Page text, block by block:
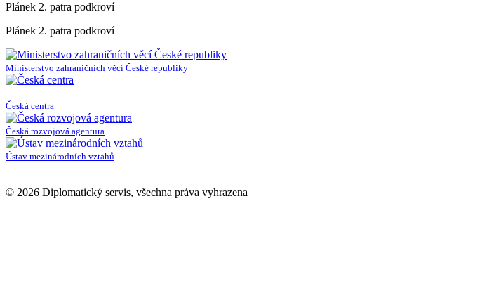
Plánek 2. patra podkroví
Plánek 2. patra podkroví
Ministerstvo zahraničních věcí České republiky
Česká centra
Česká rozvojová agentura
Ústav mezinárodních vztahů
© 2026 Diplomatický servis, všechna práva vyhrazena